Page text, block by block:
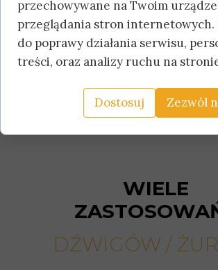
WIELE
DŹWIGÓW /
przechowywane na Twoim
przeglądania stron internetowych.
do poprawy działania serwisu,
treści, oraz analizy ruchu na
Dostosuj Zezwól